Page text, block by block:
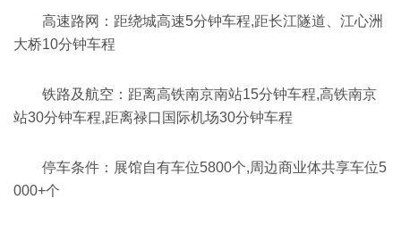
高速路网： 距绕城高速5分钟车程,距长江隧道、江心洲
大桥10分钟车程
铁路及航空： 距离高铁南京南站15分钟车程,高铁南京
站30分钟车程,距离禄口国际机场30分钟车程
停车条件： 展馆自有车位5800个,周边商业体共享车位5
000+个